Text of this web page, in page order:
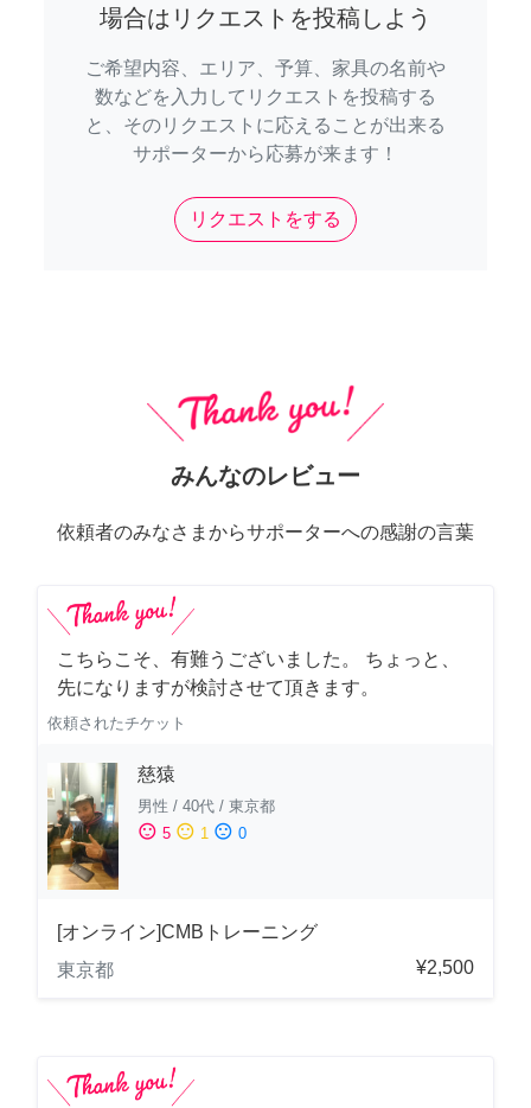
場合はリクエストを投稿しよう
ご希望内容、エリア、予算、家具の名前や
数などを入力してリクエストを投稿する
と、そのリクエストに応えることが出来る
サポーターから応募が来ます！
リクエストをする
みんなのレビュー
依頼者のみなさまからサポーターへの感謝の言葉
こちらこそ、有難うございました。 ちょっと、
先になりますが検討させて頂きます。
依頼されたチケット
慈猿
男性 / 40代 / 東京都
sentiment_satisfied 5 sentiment_neutral 1 sentiment_dissatisfied 0
[オンライン]CMBトレーニング
東京都
¥2,500